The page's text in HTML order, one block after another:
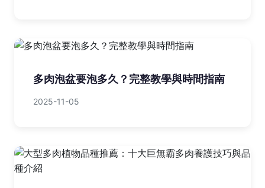
多肉泡盆要泡多久？完整教學與時間指南
2025-11-05